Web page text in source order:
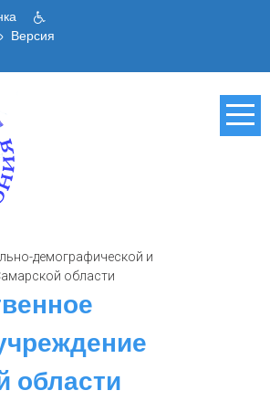
Версия
демографической и
области
области